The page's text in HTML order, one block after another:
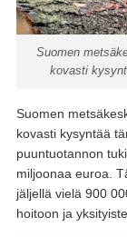
Suomen
kovasti
Suomen
kovasti kysyntää
puuntuotannon
miljoonaa euroa.
jäljellä vielä 900
hoitoon ja